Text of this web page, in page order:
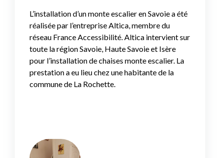
L’installation d’un monte escalier en Savoie a été
réalisée par l’entreprise Altica, membre du
réseau France Accessibilité. Altica intervient sur
toute la région Savoie, Haute Savoie et Isère
pour l’installation de chaises monte escalier. La
prestation a eu lieu chez une habitante de la
commune de La Rochette.